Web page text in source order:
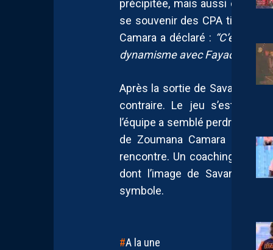
précipitée, mais aussi contre-
se souvenir des CPA tirés par
Camara a déclaré : “C’est un
dynamisme avec Fayad.”
Après la sortie de Savanier,
contraire. Le jeu s’est
l’équipe a semblé perdre le
de Zoumana Camara
rencontre. Un coaching non
dont l’image de Savanier
symbole.
A la une